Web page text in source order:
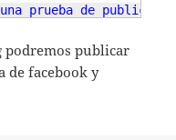
prueba de
podremos publicar
de facebook y